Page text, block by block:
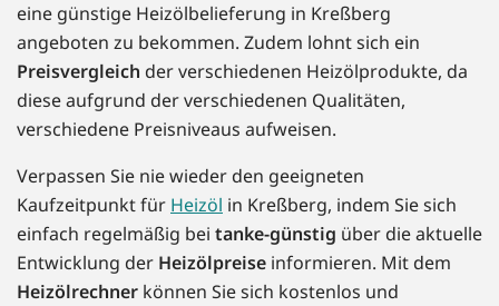
eine günstige Heizölbelieferung in Kreßberg
angeboten zu bekommen. Zudem lohnt sich ein
Preisvergleich der verschiedenen Heizölprodukte, da
diese aufgrund der verschiedenen Qualitäten,
verschiedene Preisniveaus aufweisen.
Verpassen Sie nie wieder den geeigneten
Kaufzeitpunkt für Heizöl in Kreßberg, indem Sie sich
einfach regelmäßig bei tanke-günstig über die aktuelle
Entwicklung der Heizölpreise informieren. Mit dem
Heizölrechner können Sie sich kostenlos und